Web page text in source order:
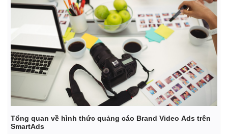
Tổng quan về hình thức quảng cáo Brand Video Ads trên
SmartAds